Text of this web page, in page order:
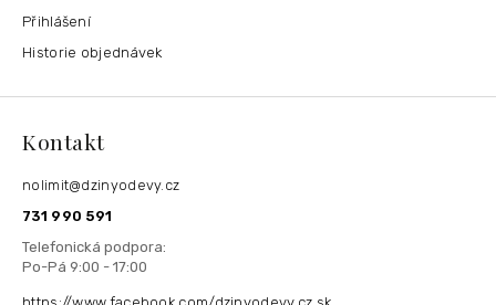
Přihlášení
Historie objednávek
Kontakt
nolimit@dzinyodevy.cz
731 990 591